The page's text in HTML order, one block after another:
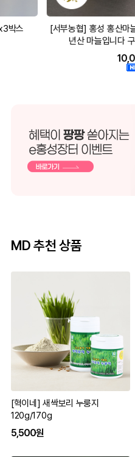
박스
[서부농협] 홍성 홍산
년산 마늘입니다
MD 추천 상품
[혁이네] 새싹보리 누룽지
120g/170g
5,500원